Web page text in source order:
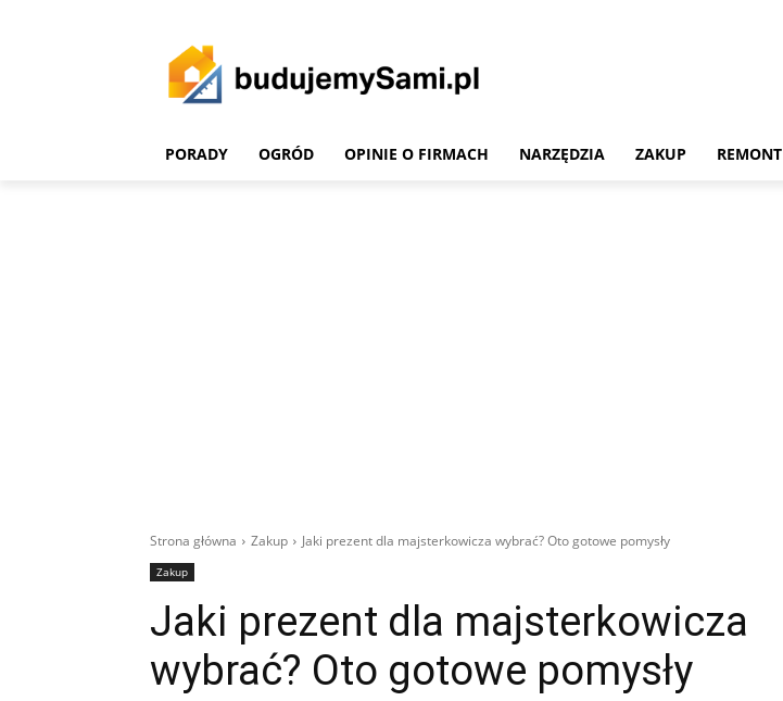
PORADY OGRÓD OPINIE O FIRMACH NARZĘDZIA ZAKUP REMONT
Strona główna Zakup Jaki prezent dla majsterkowicza wybrać? Oto gotowe pomysły
Zakup
Jaki prezent dla majsterkowicza
wybrać? Oto gotowe pomysły